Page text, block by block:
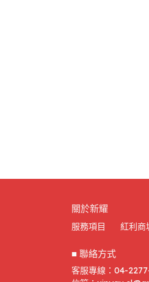
關於新耀
服務項目 紅利商
■ 聯絡方式
客服專線：04-